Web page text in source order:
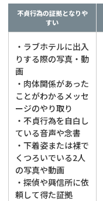
不貞行為の証拠となりや
すい
・ラブホテルに出入
りする際の写真・動
画
・肉体関係があった
ことがわかるメッセ
ージのやり取り
・不貞行為を自白し
ている音声や念書
・下着姿または裸で
くつろいでいる2人
の写真や動画
・探偵や興信所に依
頼して得た証拠